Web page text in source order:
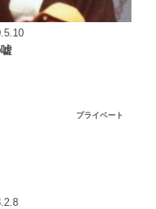
プライベート